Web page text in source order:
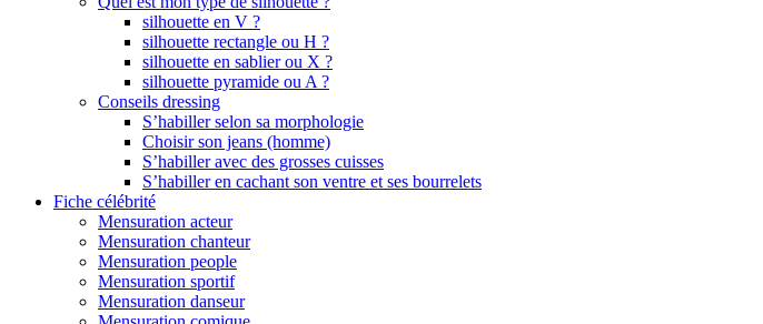
silhouette en V ?
silhouette rectangle ou H ?
silhouette en sablier ou X ?
silhouette pyramide ou A ?
Conseils dressing
S’habiller selon sa morphologie
Choisir son jeans (homme)
S’habiller avec des grosses cuisses
S’habiller en cachant son ventre et ses bourrelets
Fiche célébrité
Mensuration acteur
Mensuration chanteur
Mensuration people
Mensuration sportif
Mensuration danseur